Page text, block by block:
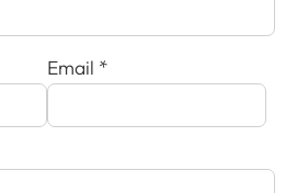
Email *